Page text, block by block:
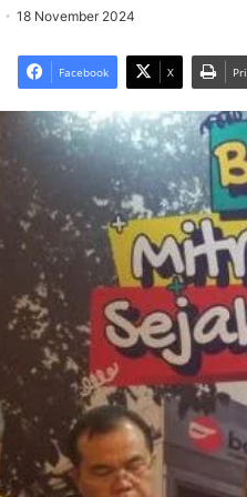
18 November 2024
Facebook X